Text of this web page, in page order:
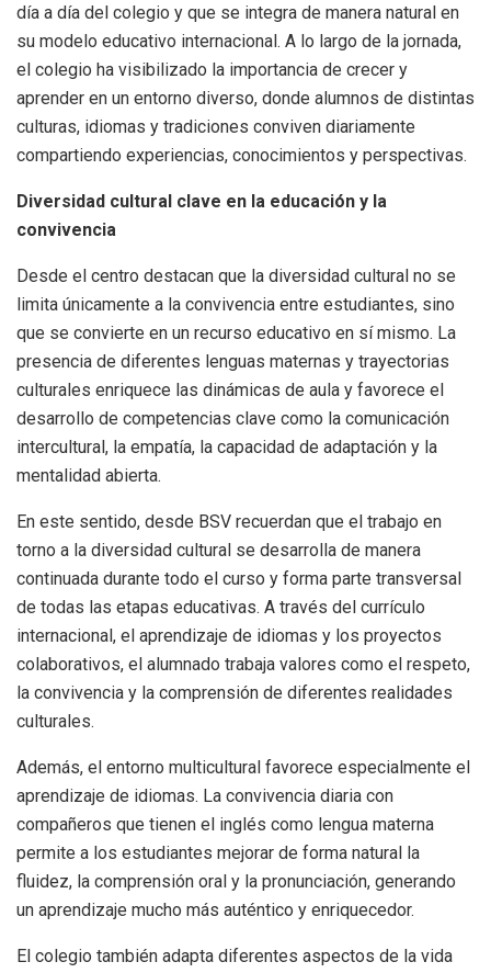
día a día del colegio y que se integra de manera natural en
su modelo educativo internacional. A lo largo de la jornada,
el colegio ha visibilizado la importancia de crecer y
aprender en un entorno diverso, donde alumnos de distintas
culturas, idiomas y tradiciones conviven diariamente
compartiendo experiencias, conocimientos y perspectivas.
Diversidad cultural clave en la educación y la
convivencia
Desde el centro destacan que la diversidad cultural no se
limita únicamente a la convivencia entre estudiantes, sino
que se convierte en un recurso educativo en sí mismo. La
presencia de diferentes lenguas maternas y trayectorias
culturales enriquece las dinámicas de aula y favorece el
desarrollo de competencias clave como la comunicación
intercultural, la empatía, la capacidad de adaptación y la
mentalidad abierta.
En este sentido, desde BSV recuerdan que el trabajo en
torno a la diversidad cultural se desarrolla de manera
continuada durante todo el curso y forma parte transversal
de todas las etapas educativas. A través del currículo
internacional, el aprendizaje de idiomas y los proyectos
colaborativos, el alumnado trabaja valores como el respeto,
la convivencia y la comprensión de diferentes realidades
culturales.
Además, el entorno multicultural favorece especialmente el
aprendizaje de idiomas. La convivencia diaria con
compañeros que tienen el inglés como lengua materna
permite a los estudiantes mejorar de forma natural la
fluidez, la comprensión oral y la pronunciación, generando
un aprendizaje mucho más auténtico y enriquecedor.
El colegio también adapta diferentes aspectos de la vida